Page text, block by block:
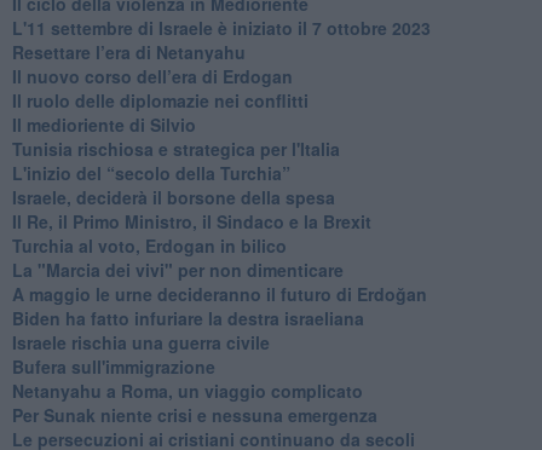
L'11 settembre di Israele è iniziato il 7 ottobre 2023
Resettare l’era di Netanyahu
​Il nuovo corso dell’era di Erdogan
Il ruolo delle diplomazie nei conflitti
Il medioriente di Silvio
Tunisia rischiosa e strategica per l'Italia
L'inizio del “secolo della Turchia”
Israele, deciderà il borsone della spesa
Il Re, il Primo Ministro, il Sindaco e la Brexit
Turchia al voto, Erdogan in bilico
La "Marcia dei vivi" per non dimenticare
A maggio le urne decideranno il futuro di Erdoğan
Biden ha fatto infuriare la destra israeliana
Israele rischia una guerra civile
Bufera sull'immigrazione
Netanyahu a Roma, un viaggio complicato
Per Sunak niente crisi e nessuna emergenza
Le persecuzioni ai cristiani continuano da secoli